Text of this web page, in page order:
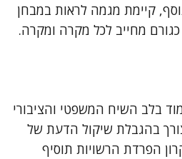
קיימת מגמה לראות במבחן
כגורם מחייב לכל מקרה ומקרה.
בלב השיח המשפטי והציבורי
בהגבלת שיקול הדעת של
הפרדת הרשויות תוסיף